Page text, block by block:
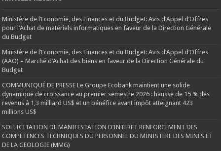
Ministère de l’Economie, des Finances et du Budget: Avis d’Appel d’Offres
pour l’Achat de matériels informatiques en faveur de la Direction Générale
du Budget
Ministère de l’Economie, des Finances et du Budget: Avis d’Appel d’Offres
(AAO) – Marché d’Achat des biens en faveur de la Direction Générale du
Budget
COMMUNIQUÉ DE PRESSE Le Groupe Ecobank maintient une solide
dynamique de croissance au premier semestre 2026 : hausse de 15 % des
revenus à 1,3 milliard US$ et un bénéfice avant impôt atteignant 423
millions US$
SOLLICITATION DE MANIFESTATION D’INTERET RENFORCEMENT DES
COMPETENCES TECHNIQUES DU PERSONNEL DU MINISTERE DES MINES ET
DE LA GEOLOGIE (MMG)